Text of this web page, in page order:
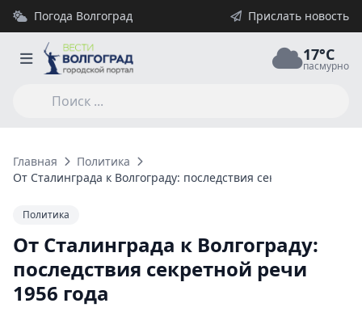
Погода Волгоград Прислать новость
17°C
пасмурно
Главная
Политика
От Сталинграда к Волгограду: последствия секретной речи
Политика
От Сталинграда к Волгограду:
последствия секретной речи
1956 года